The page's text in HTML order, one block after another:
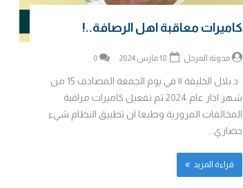
كاميرات معاقبة اهل الرصافة..!
مدونة المرجل 18 مارس 2024 0
د بلال الخليفة || في يوم الجمعة المصادف 15 من
شهر اذار عام 2024 تم تفعيل كاميرات مراقبة
المخالفات المرورية وطبعا ان تطبيق النظام شيء
حضاري...
قراءة المزيد